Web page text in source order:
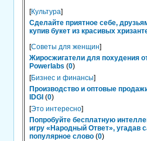
[Культура]
Сделайте приятное себе,
купив букет из красивых
[Советы для женщин]
Жиросжигатели для похудения
Powerlabs (0)
[Бизнес и финансы]
Производство и оптовые
IDGI (0)
[Это интересно]
Попробуйте бесплатную
игру «Народный Ответ», угадав
популярное слово (0)